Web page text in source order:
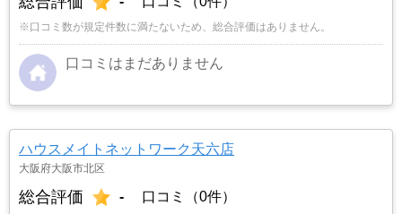
※口コミ数が規定件数に満たないため、総合評価はありません。
口コミはまだありません
ハウスメイトネットワーク天六店
大阪府大阪市北区
総合評価 - 口コミ（0件）